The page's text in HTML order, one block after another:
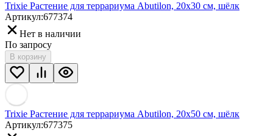
Trixie Растение для террариума Abutilon, 20х30 см, шёлк
Артикул:677374
Нет в наличии
По запросу
В корзину
Trixie Растение для террариума Abutilon, 20х50 см, шёлк
Артикул:677375